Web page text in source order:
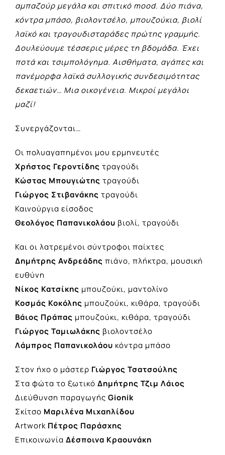
αμπαζούρ μεγάλα και σπιτικό mood. Δύο πιάνα,
κόντρα μπάσο, βιολοντσέλο, μπουζούκια, βιολί
λαϊκό και τραγουδισταράδες πρώτης γραμμής.
Δουλεύουμε τέσσερις μέρες τη βδομάδα. Έχει
ποτά και τσιμπολόγημα. Αισθήματα, αγάπες και
πανέμορφα λαϊκά συλλογικής συνδεσιμότητας
δεκαετιών… Μια οικογένεια. Μικροί μεγάλοι
μαζί!
Συνεργάζονται…
Οι πολυαγαπημένοι μου ερμηνευτές
Χρήστος Γεροντίδης τραγούδι
Κώστας Μπουγιώτης τραγούδι
Γιώργος Στιβανάκης τραγούδι
Καινούργια είσοδος
Θεολόγος Παπανικολάου βιολί, τραγούδι
Και οι λατρεμένοι σύντροφοι παίχτες
Δημήτρης Ανδρεάδης πιάνο, πλήκτρα, μουσική
ευθύνη
Νίκος Κατσίκης μπουζούκι, μαντολίνο
Κοσμάς Κοκόλης μπουζούκι, κιθάρα, τραγούδι
Βάιος Πράπας μπουζούκι, κιθάρα, τραγούδι
Γιώργος Ταμιωλάκης βιολοντσέλο
Λάμπρος Παπανικολάου κόντρα μπάσο
Στον ήχο ο μάστερ Γιώργος Τσατσούλης
Στα φώτα το ξωτικό Δημήτρης Τζιμ Λάιος
Διεύθυνση παραγωγής Gionik
Σκίτσο Μαριλένα Μιχαηλίδου
Artwork Πέτρος Παράσχης
Επικοινωνία Δέσποινα Κραουνάκη